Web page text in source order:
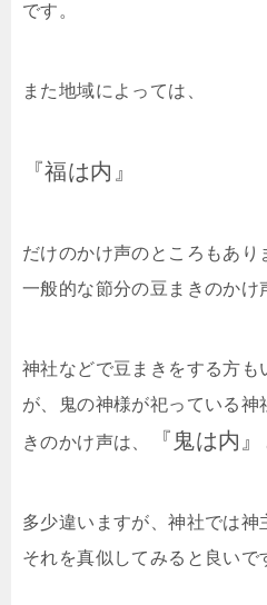
です。
また地域によっては、
『福は内』
だけのかけ声のところもあ
一般的な節分の豆まきのかけ
神社などで豆まきをする方も
が、鬼の神様が祀っている神
きのかけ声は、
『鬼は内』
多少違いますが、神社では神
それを真似してみると良いで